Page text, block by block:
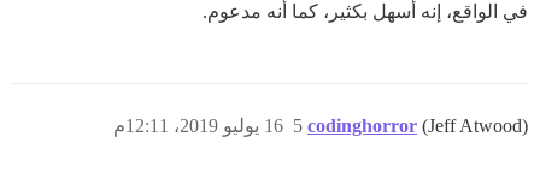
في الواقع، إنه أسهل بكثير، كما أنه مدعوم.
codinghorror (Jeff Atwood) 16 يوليو 2019، 12:11م 5